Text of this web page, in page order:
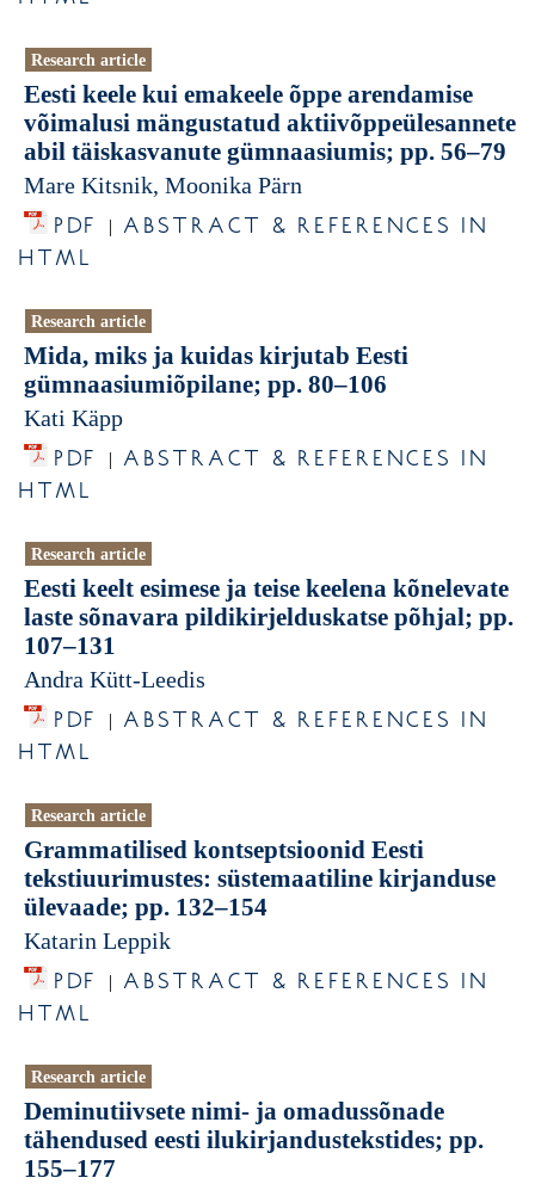
Research article
Eesti keele kui emakeele õppe arendamise
võimalusi mängustatud aktiivõppeülesannete
abil täiskasvanute gümnaasiumis; pp. 56–79
Mare Kitsnik, Moonika Pärn
PDF |
ABSTRACT & REFERENCES IN
HTML
Research article
Mida, miks ja kuidas kirjutab Eesti
gümnaasiumiõpilane; pp. 80–106
Kati Käpp
PDF |
ABSTRACT & REFERENCES IN
HTML
Research article
Eesti keelt esimese ja teise keelena kõnelevate
laste sõnavara pildikirjelduskatse põhjal; pp.
107–131
Andra Kütt-Leedis
PDF |
ABSTRACT & REFERENCES IN
HTML
Research article
Grammatilised kontseptsioonid Eesti
tekstiuurimustes: süstemaatiline kirjanduse
ülevaade; pp. 132–154
Katarin Leppik
PDF |
ABSTRACT & REFERENCES IN
HTML
Research article
Deminutiivsete nimi- ja omadussõnade
tähendused eesti ilukirjandustekstides; pp.
155–177